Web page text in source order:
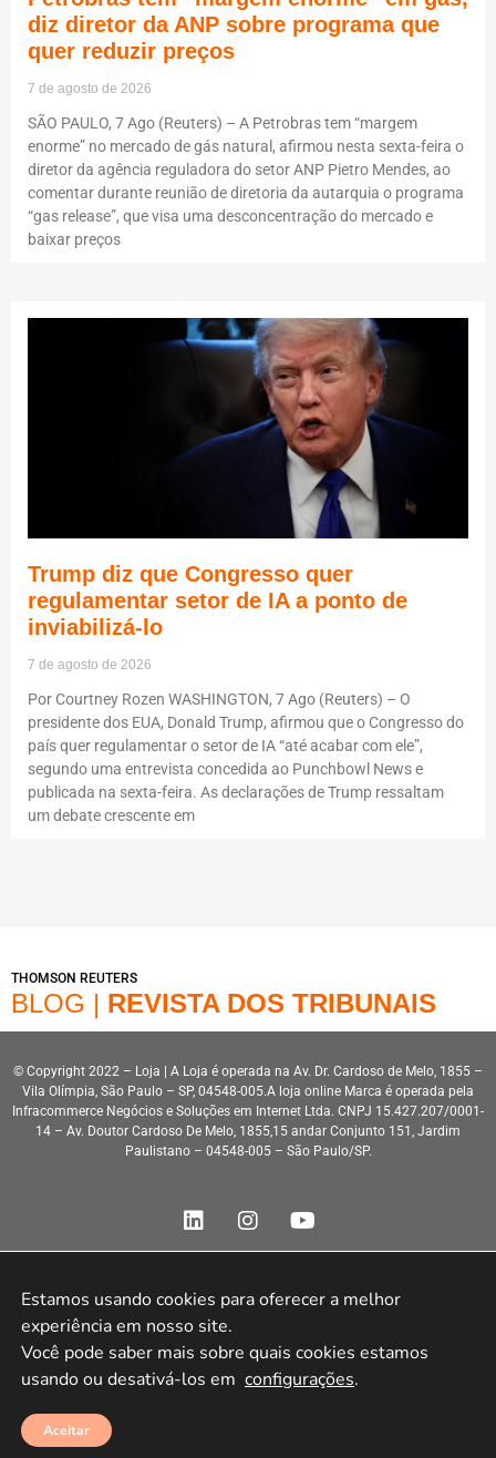
diz diretor da ANP sobre programa que
quer reduzir preços
7 de agosto de 2026
SÃO PAULO, 7 Ago (Reuters) – A Petrobras tem “margem
enorme” no mercado de gás natural, afirmou nesta sexta-feira o
diretor da agência reguladora do setor ANP Pietro Mendes, ao
comentar durante reunião de diretoria da autarquia o programa
“gas release”, que visa uma desconcentração do mercado e
baixar preços
Trump diz que Congresso quer
regulamentar setor de IA a ponto de
inviabilizá-lo
7 de agosto de 2026
Por Courtney Rozen WASHINGTON, 7 Ago (Reuters) – O
presidente dos EUA, Donald Trump, afirmou que o Congresso do
país quer regulamentar o setor de IA “até acabar com ele”,
segundo uma entrevista concedida ao Punchbowl News e
publicada na sexta-feira. As declarações de Trump ressaltam
um debate crescente em
THOMSON REUTERS
BLOG | REVISTA DOS TRIBUNAIS
© Copyright 2022 – Loja | A Loja é operada na Av. Dr. Cardoso de Melo, 1855 –
Vila Olímpia, São Paulo – SP, 04548-005.A loja online Marca é operada pela
Infracommerce Negócios e Soluções em Internet Ltda. CNPJ 15.427.207/0001-
14 – Av. Doutor Cardoso De Melo, 1855,15 andar Conjunto 151, Jardim
Paulistano – 04548-005 – São Paulo/SP.
Estamos usando cookies para oferecer a melhor
experiência em nosso site.
Você pode saber mais sobre quais cookies estamos
usando ou desativá-los em configurações.
Aceitar